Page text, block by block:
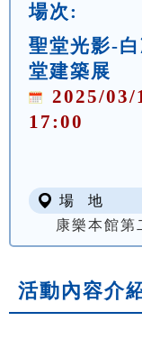
場次:
聖堂光影-
堂建築展
2025/03/
17:00
場 地
康樂本館第
活動內容介